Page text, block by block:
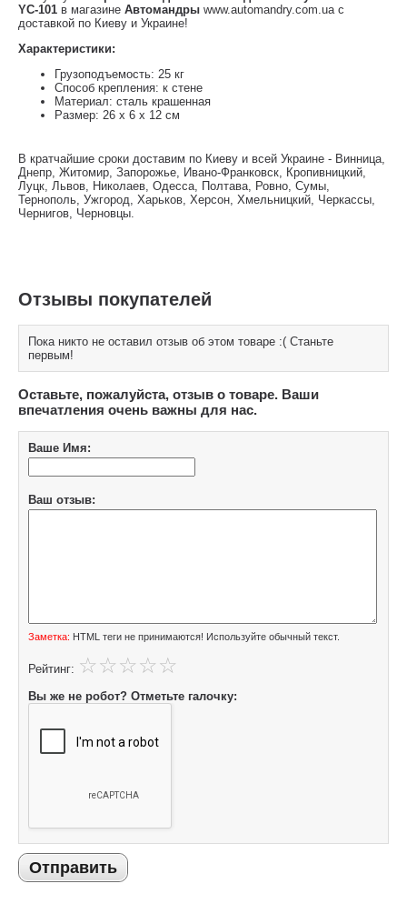
YC-101 в магазине Автомандры www.automandry.com.ua с
доставкой по Киеву и Украине!
Характеристики:
Грузоподъемость: 25 кг
Способ крепления: к стене
Материал: сталь крашенная
Размер: 26 x 6 x 12 см
В кратчайшие сроки доставим по Киеву и всей Украине - Винница,
Днепр, Житомир, Запорожье, Ивано-Франковск, Кропивницкий,
Луцк, Львов, Николаев, Одесса, Полтава, Ровно, Сумы,
Тернополь, Ужгород, Харьков, Херсон, Хмельницкий, Черкассы,
Чернигов, Черновцы.
Отзывы покупателей
Пока никто не оставил отзыв об этом товаре :( Станьте
первым!
Оставьте, пожалуйста, отзыв о товаре. Ваши
впечатления очень важны для нас.
Ваше Имя:
Ваш отзыв:
Заметка: HTML теги не принимаются! Используйте обычный текст.
Рейтинг:
Вы же не робот? Отметьте галочку:
Отправить